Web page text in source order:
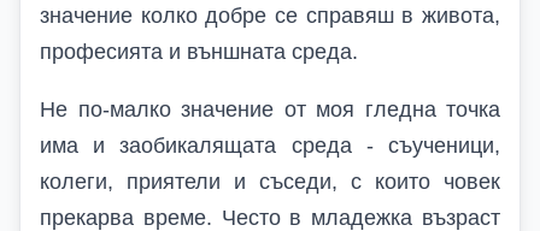
значение колко добре се справяш в живота,
професията и външната среда.
Не по-малко значение от моя гледна точка
има и заобикалящата среда - съученици,
колеги, приятели и съседи, с които човек
прекарва време. Често в младежка възраст